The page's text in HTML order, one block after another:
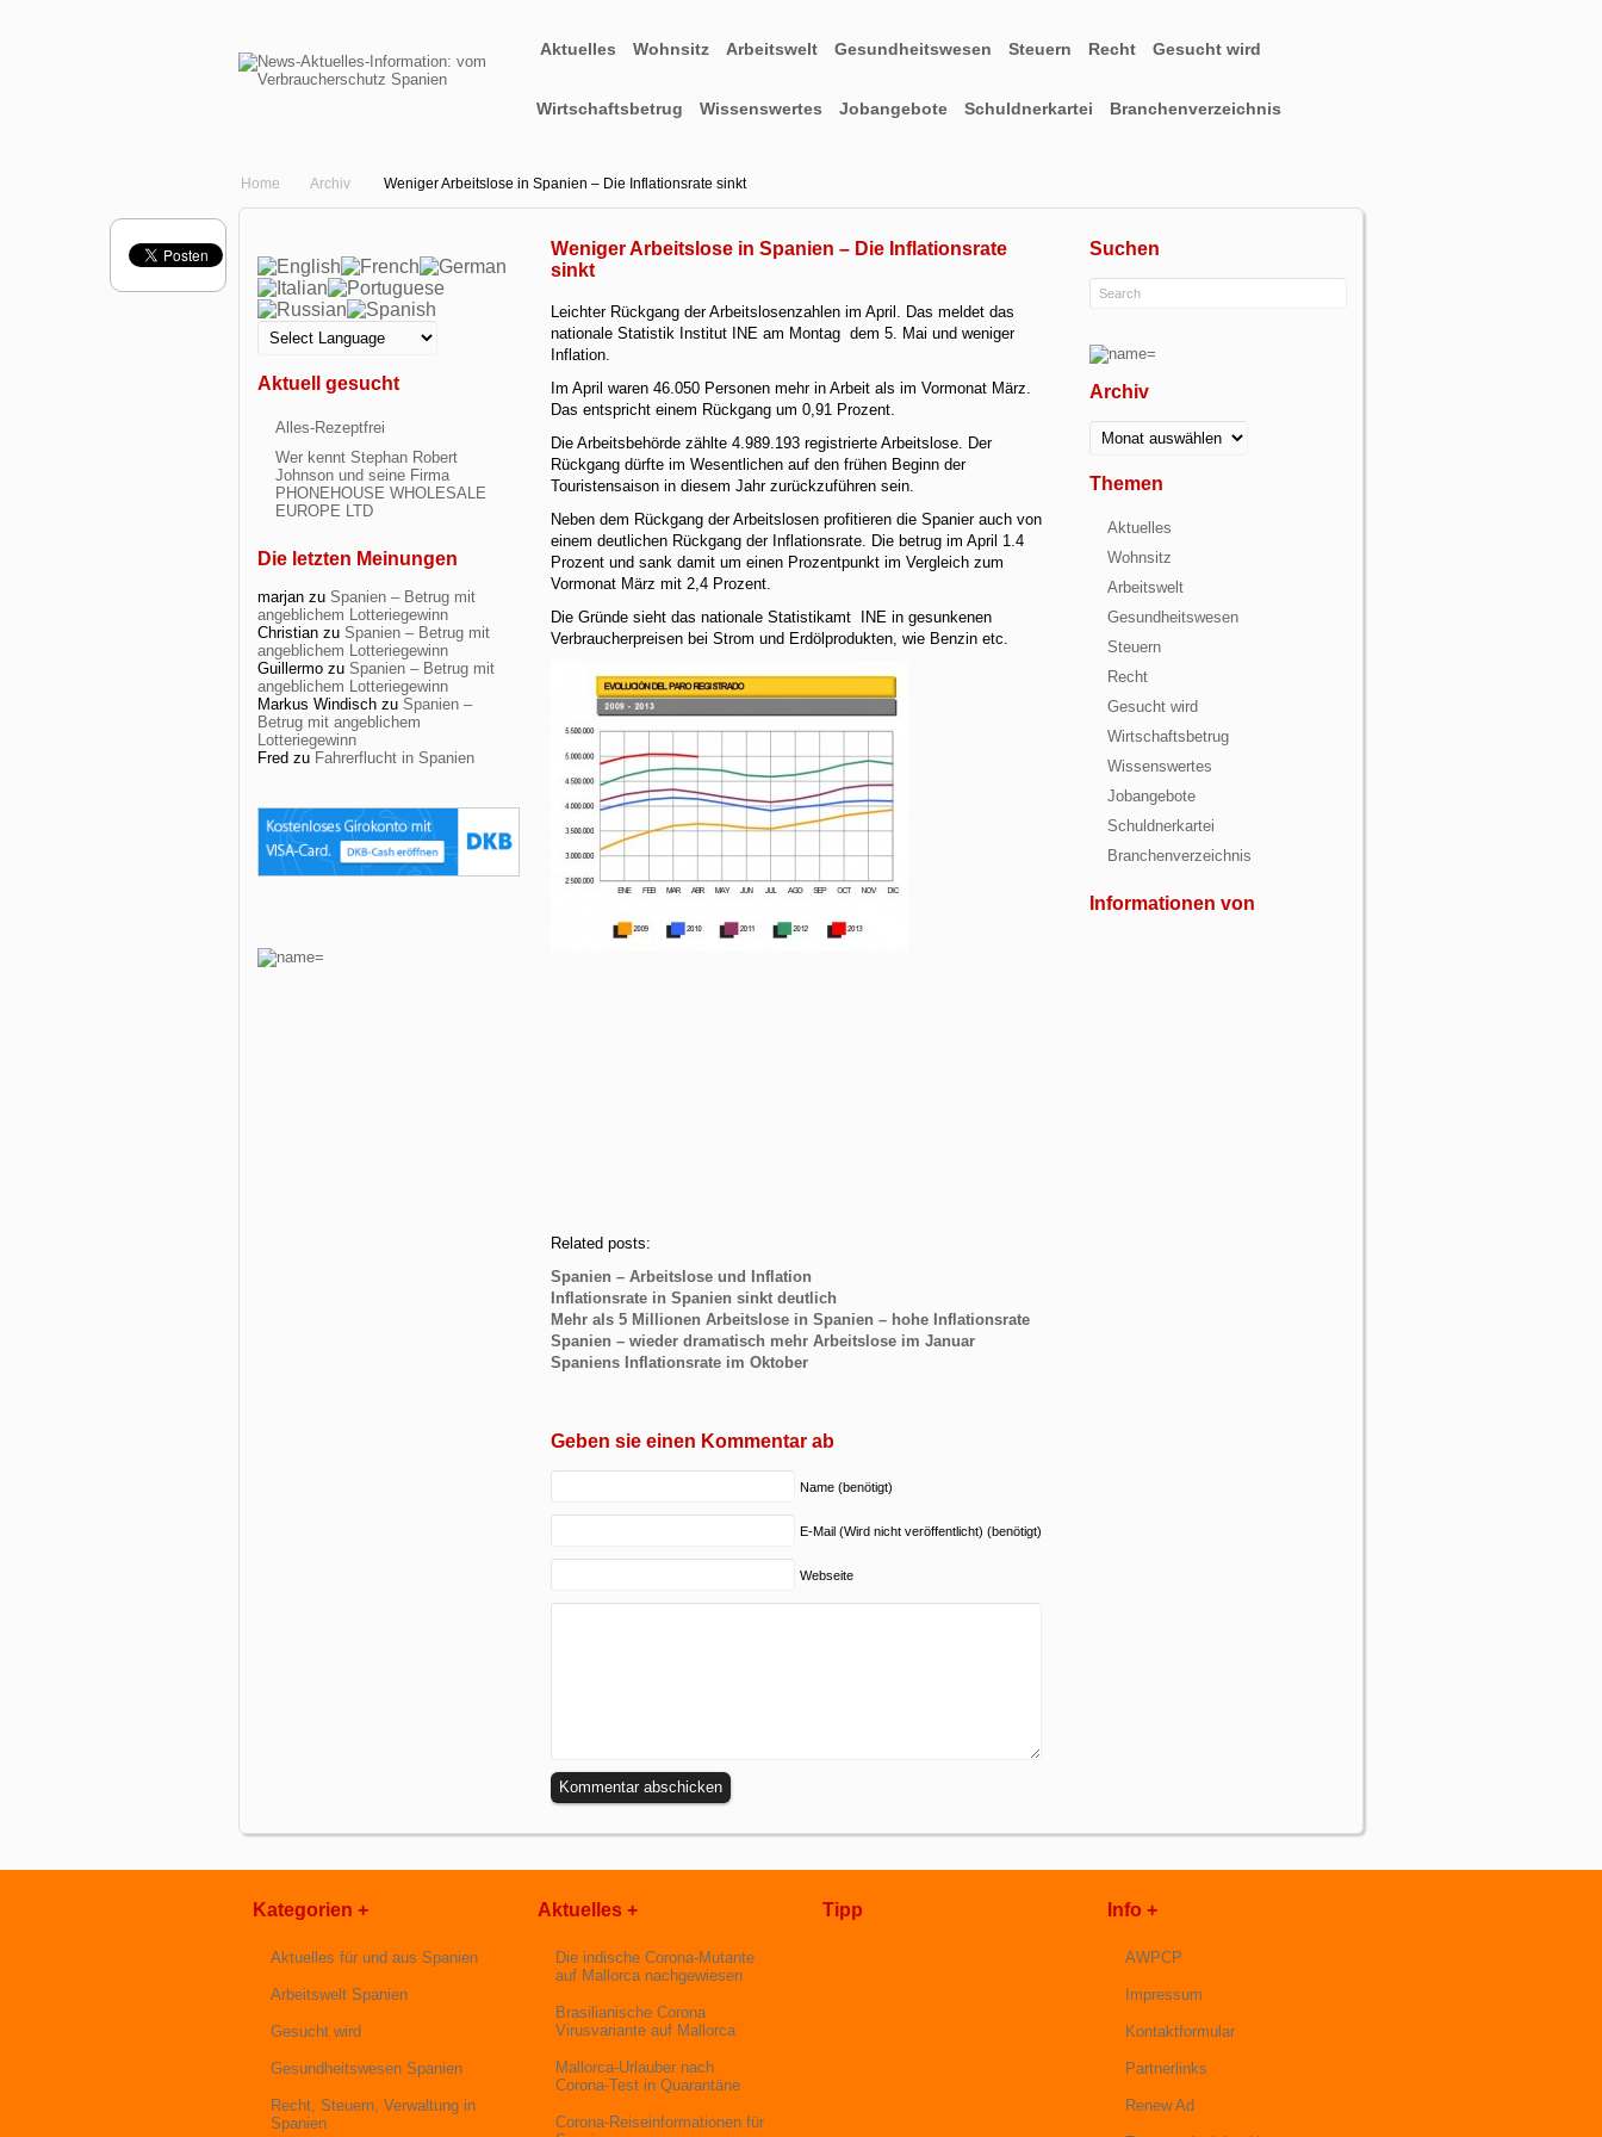
Aktuelles Wohnsitz Arbeitswelt Gesundheitswesen Steuern Recht Gesucht wird
Wirtschaftsbetrug Wissenswertes Jobangebote Schuldnerkartei Branchenverzeichnis
Home Archiv Weniger Arbeitslose in Spanien – Die Inflationsrate sinkt
Aktuell gesucht
Alles-Rezeptfrei
Wer kennt Stephan Robert
Johnson und seine Firma
PHONEHOUSE WHOLESALE
EUROPE LTD
Die letzten Meinungen
marjan zu Spanien – Betrug mit
angeblichem Lotteriegewinn
Christian zu Spanien – Betrug mit
angeblichem Lotteriegewinn
Guillermo zu Spanien – Betrug mit
angeblichem Lotteriegewinn
Markus Windisch zu Spanien –
Betrug mit angeblichem
Lotteriegewinn
Fred zu Fahrerflucht in Spanien
Suchen
Archiv
Archiv
Themen
Aktuelles
Wohnsitz
Arbeitswelt
Gesundheitswesen
Steuern
Recht
Gesucht wird
Wirtschaftsbetrug
Wissenswertes
Jobangebote
Schuldnerkartei
Branchenverzeichnis
Informationen von
Weniger Arbeitslose in Spanien – Die Inflationsrate
sinkt
Leichter Rückgang der Arbeitslosenzahlen im April. Das meldet das
nationale Statistik Institut INE am Montag dem 5. Mai und weniger
Inflation.
Im April waren 46.050 Personen mehr in Arbeit als im Vormonat März.
Das entspricht einem Rückgang um 0,91 Prozent.
Die Arbeitsbehörde zählte 4.989.193 registrierte Arbeitslose. Der
Rückgang dürfte im Wesentlichen auf den frühen Beginn der
Touristensaison in diesem Jahr zurückzuführen sein.
Neben dem Rückgang der Arbeitslosen profitieren die Spanier auch von
einem deutlichen Rückgang der Inflationsrate. Die betrug im April 1.4
Prozent und sank damit um einen Prozentpunkt im Vergleich zum
Vormonat März mit 2,4 Prozent.
Die Gründe sieht das nationale Statistikamt INE in gesunkenen
Verbraucherpreisen bei Strom und Erdölprodukten, wie Benzin etc.
Related posts:
Spanien – Arbeitslose und Inflation
Inflationsrate in Spanien sinkt deutlich
Mehr als 5 Millionen Arbeitslose in Spanien – hohe Inflationsrate
Spanien – wieder dramatisch mehr Arbeitslose im Januar
Spaniens Inflationsrate im Oktober
Geben sie einen Kommentar ab
Name (benötigt)
E-Mail (Wird nicht veröffentlicht) (benötigt)
Webseite
Kategorien +
Aktuelles für und aus Spanien
Arbeitswelt Spanien
Gesucht wird
Gesundheitswesen Spanien
Recht, Steuern, Verwaltung in
Spanien
Aktuelles +
Die indische Corona-Mutante
auf Mallorca nachgewiesen
Brasilianische Corona
Virusvariante auf Mallorca
Mallorca-Urlauber nach
Corona-Test in Quarantäne
Corona-Reiseinformationen für
Tipp Info +
AWPCP
Impressum
Kontaktformular
Partnerlinks
Renew Ad